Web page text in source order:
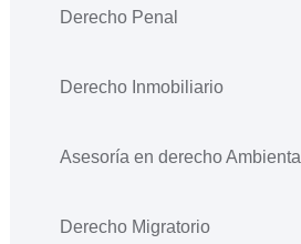
Derecho Penal
Derecho Inmobiliario
Asesoría en derecho Ambiental
Derecho Migratorio